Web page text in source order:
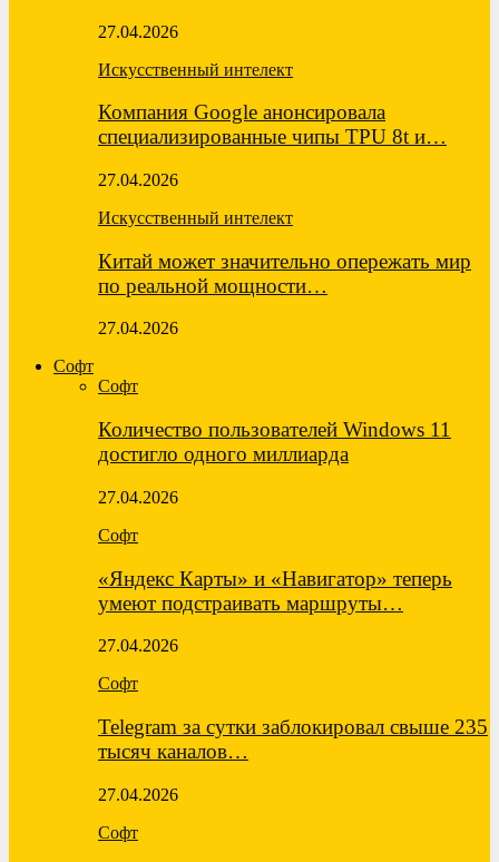
27.04.2026
Искусственный интелект
Компания Google анонсировала
специализированные чипы TPU 8t и…
27.04.2026
Искусственный интелект
Китай может значительно опережать мир
по реальной мощности…
27.04.2026
Софт
Софт
Количество пользователей Windows 11
достигло одного миллиарда
27.04.2026
Софт
«Яндекс Карты» и «Навигатор» теперь
умеют подстраивать маршруты…
27.04.2026
Софт
Telegram за сутки заблокировал свыше 235
тысяч каналов…
27.04.2026
Софт